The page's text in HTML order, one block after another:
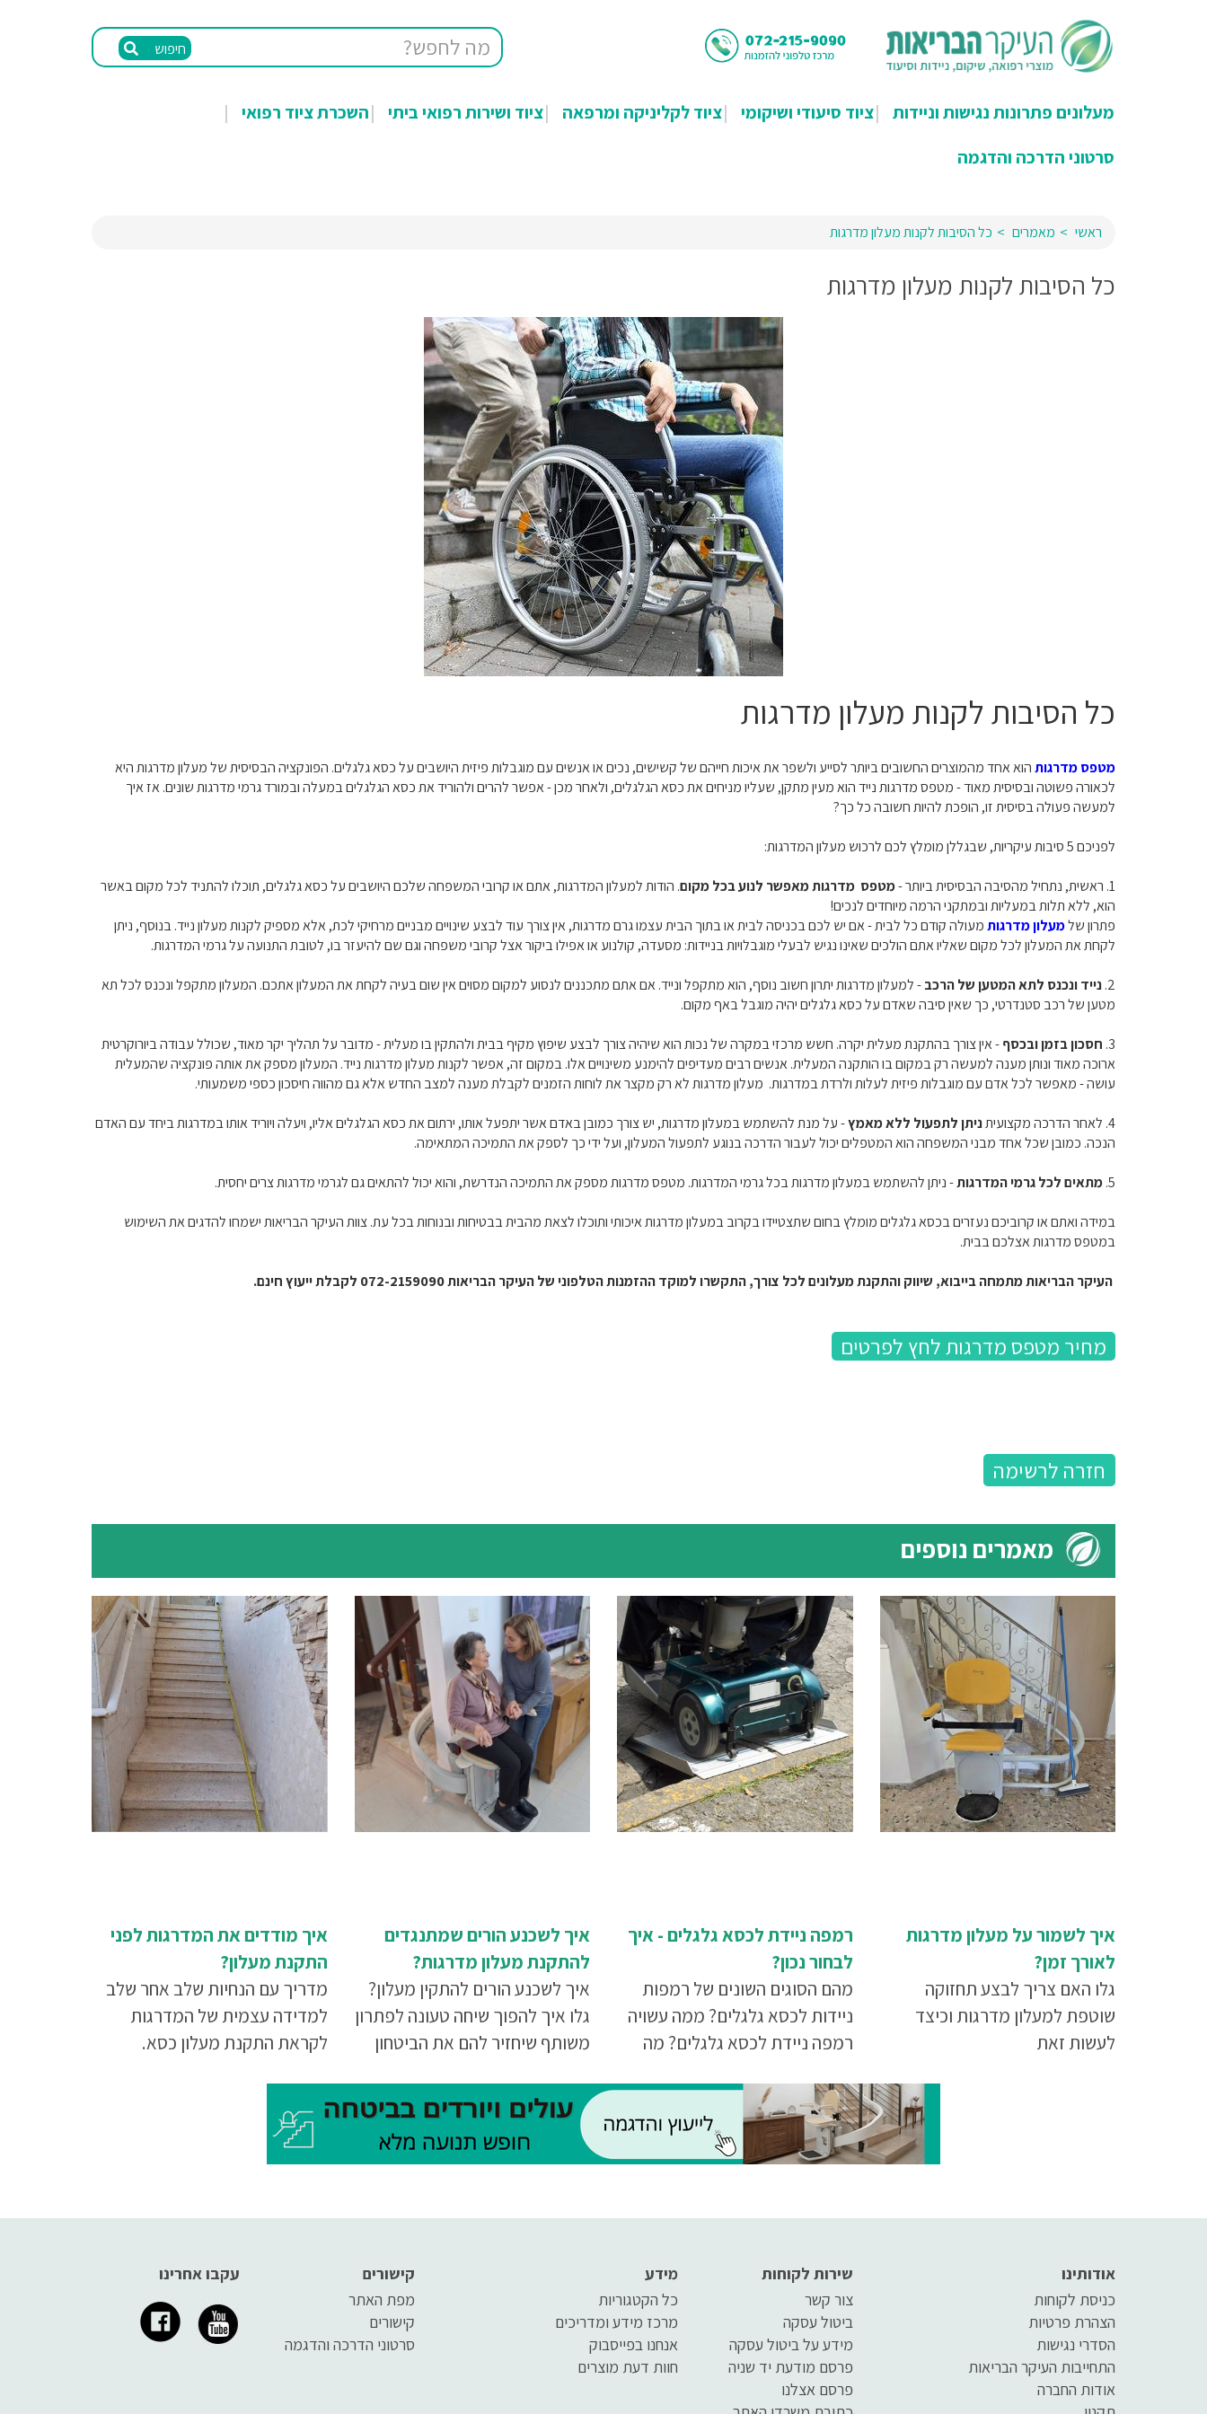
חיפוש
מעלונים פתרונות נגישות וניידות ציוד סיעודי ושיקומי ציוד לקליניקה ומרפאה ציוד ושירות רפואי ביתי
השכרת ציוד רפואי
סרטוני הדרכה והדגמה
ראשי מאמרים כל הסיבות לקנות מעלון מדרגות
כל הסיבות לקנות מעלון מדרגות
כל הסיבות לקנות מעלון מדרגות
מטפס מדרגותהוא אחד מהמוצרים החשובים ביותר לסייע ולשפר את איכות חייהם של קשישים, נכים או אנשים עם מוגבלות פיזית היושבים על כסא גלגלים. הפונקציה הבסיסית של מעלון מדרגות היא
לכאורה פשוטה ובסיסית מאוד - מטפס מדרגות נייד הוא מעין מתקן, שעליו מניחים את כסא הגלגלים, ולאחר מכן - אפשר להרים ולהוריד את כסא הגלגלים במעלה ובמורד גרמי מדרגות שונים. אז איך
למעשה פעולה בסיסית זו, הופכת להיות חשובה כל כך?
לפניכם 5 סיבות עיקריות, שבגללן מומלץ לכם לרכוש מעלון המדרגות:
1. ראשית, נתחיל מהסיבה הבסיסית ביותר - מטפס מדרגות מאפשר לנוע בכל מקום. הודות למעלון המדרגות, אתם או קרובי המשפחה שלכם היושבים על כסא גלגלים, תוכלו להתניד לכל מקום באשר
הוא, ללא תלות במעליות ובמתקני הרמה מיוחדים לנכים!
פתרון שלמעלון מדרגותמעולה קודם כל לבית - אם יש לכם בכניסה לבית או בתוך הבית עצמו גרם מדרגות, אין צורך עוד לבצע שינויים מבניים מרחיקי לכת, אלא מספיק לקנות מעלון נייד. בנוסף, ניתן
לקחת את המעלון לכל מקום שאליו אתם הולכים שאינו נגיש לבעלי מוגבלויות בניידות: מסעדה, קולנוע או אפילו ביקור אצל קרובי משפחה וגם שם להיעזר בו, לטובת התנועה על גרמי המדרגות.
2. נייד ונכנס לתא המטען של הרכב- למעלון מדרגות יתרון חשוב נוסף, הוא מתקפל ונייד. אם אתם מתכננים לנסוע למקום מסוים אין שום בעיה לקחת את המעלון אתכם. המעלון מתקפל ונכנס לכל תא
מטען של רכב סטנדרטי, כך שאין סיבה שאדם על כסא גלגלים יהיה מוגבל באף מקום.
3. חסכון בזמן ובכסף- אין צורך בהתקנת מעלית יקרה. חשש מרכזי במקרה של נכות הוא שיהיה צורך לבצע שיפוץ מקיף בבית ולהתקין בו מעלית - מדובר על תהליך יקר מאוד, שכולל עבודה ביורוקרטית
ארוכה מאוד ונותן מענה למעשה רק במקום בו הותקנה המעלית. אנשים רבים מעדיפים להימנע משינויים אלו. במקום זה, אפשר לקנות מעלון מדרגות נייד. המעלון מספק את אותה פונקציה שהמעלית
עושה - מאפשר לכל אדם עם מוגבלות פיזית לעלות ולרדת במדרגות. מעלון מדרגות לא רק מקצר את לוחות הזמנים לקבלת מענה למצב החדש אלא גם מהווה חיסכון כספי משמעותי.
4. לאחר הדרכה מקצועית ניתן לתפעול ללא מאמץ- על מנת להשתמש במעלון מדרגות, יש צורך כמובן באדם אשר יתפעל אותו, ירתום את כסא הגלגלים אליו, ויעלה ויוריד אותו במדרגות ביחד עם האדם
הנכה. כמובן שכל אחד מבני המשפחה הוא המטפלים יכול לעבור הדרכה בנוגע לתפעול המעלון, ועל ידי כך לספק את התמיכה המתאימה.
5. מתאים לכל גרמי המדרגות- ניתן להשתמש במעלון מדרגות בכל גרמי המדרגות. מטפס מדרגות מספק את התמיכה הנדרשת, והוא יכול להתאים גם לגרמי מדרגות צרים יחסית.
במידה ואתם או קרוביכם נעזרים בכסא גלגלים מומלץ בחום שתצטיידו בקרוב במעלון מדרגות איכותי ותוכלו לצאת מהבית בבטיחות ובנוחות בכל עת. צוות העיקר הבריאות ישמחו להדגים את השימוש
במטפס מדרגות אצלכם בבית.
העיקר הבריאות מתמחה בייבוא, שיווק והתקנת מעלונים לכל צורך,התקשרו למוקד ההזמנות הטלפוני של העיקר הבריאות 072-2159090 לקבלת ייעוץ חינם.
מחיר מטפס מדרגות לחץ לפרטים
חזרה לרשימה
מאמרים נוספים
איך מודדים את המדרגות לפני
התקנת מעלון?
מדריך עם הנחיות שלב אחר שלב
למדידה עצמית של המדרגות
לקראת התקנת מעלון כסא.
איך לשכנע הורים שמתנגדים
להתקנת מעלון מדרגות?
איך לשכנע הורים להתקין מעלון?
גלו איך להפוך שיחה טעונה לפתרון
משותף שיחזיר להם את הביטחון
רמפה ניידת לכסא גלגלים - איך
לבחור נכון?
מהם הסוגים השונים של רמפות
ניידות לכסא גלגלים? ממה עשויה
רמפה ניידת לכסא גלגלים? מה
ניידת לכסא גלגלים? כל התשובות
במאמר שלפניכם
איך לשמור על מעלון מדרגות
לאורך זמן?
גלו האם צריך לבצע תחזוקה
שוטפת למעלון מדרגות וכיצד
לעשות זאת
עקבו אחרינו
קישורים
מפת האתר
קישורים
סרטוני הדרכה והדגמה
מידע
כל הקטגוריות
מרכז מידע ומדריכים
אנחנו בפייסבוק
חוות דעת מוצרים
שירות לקוחות
צור קשר
ביטול עסקה
מידע על ביטול עסקה
פרסם מודעת יד שניה
פרסם אצלנו
אודותינו
כניסת לקוחות
הצהרת פרטיות
הסדרי נגישות
התחייבות העיקר הבריאות
אודות החברה